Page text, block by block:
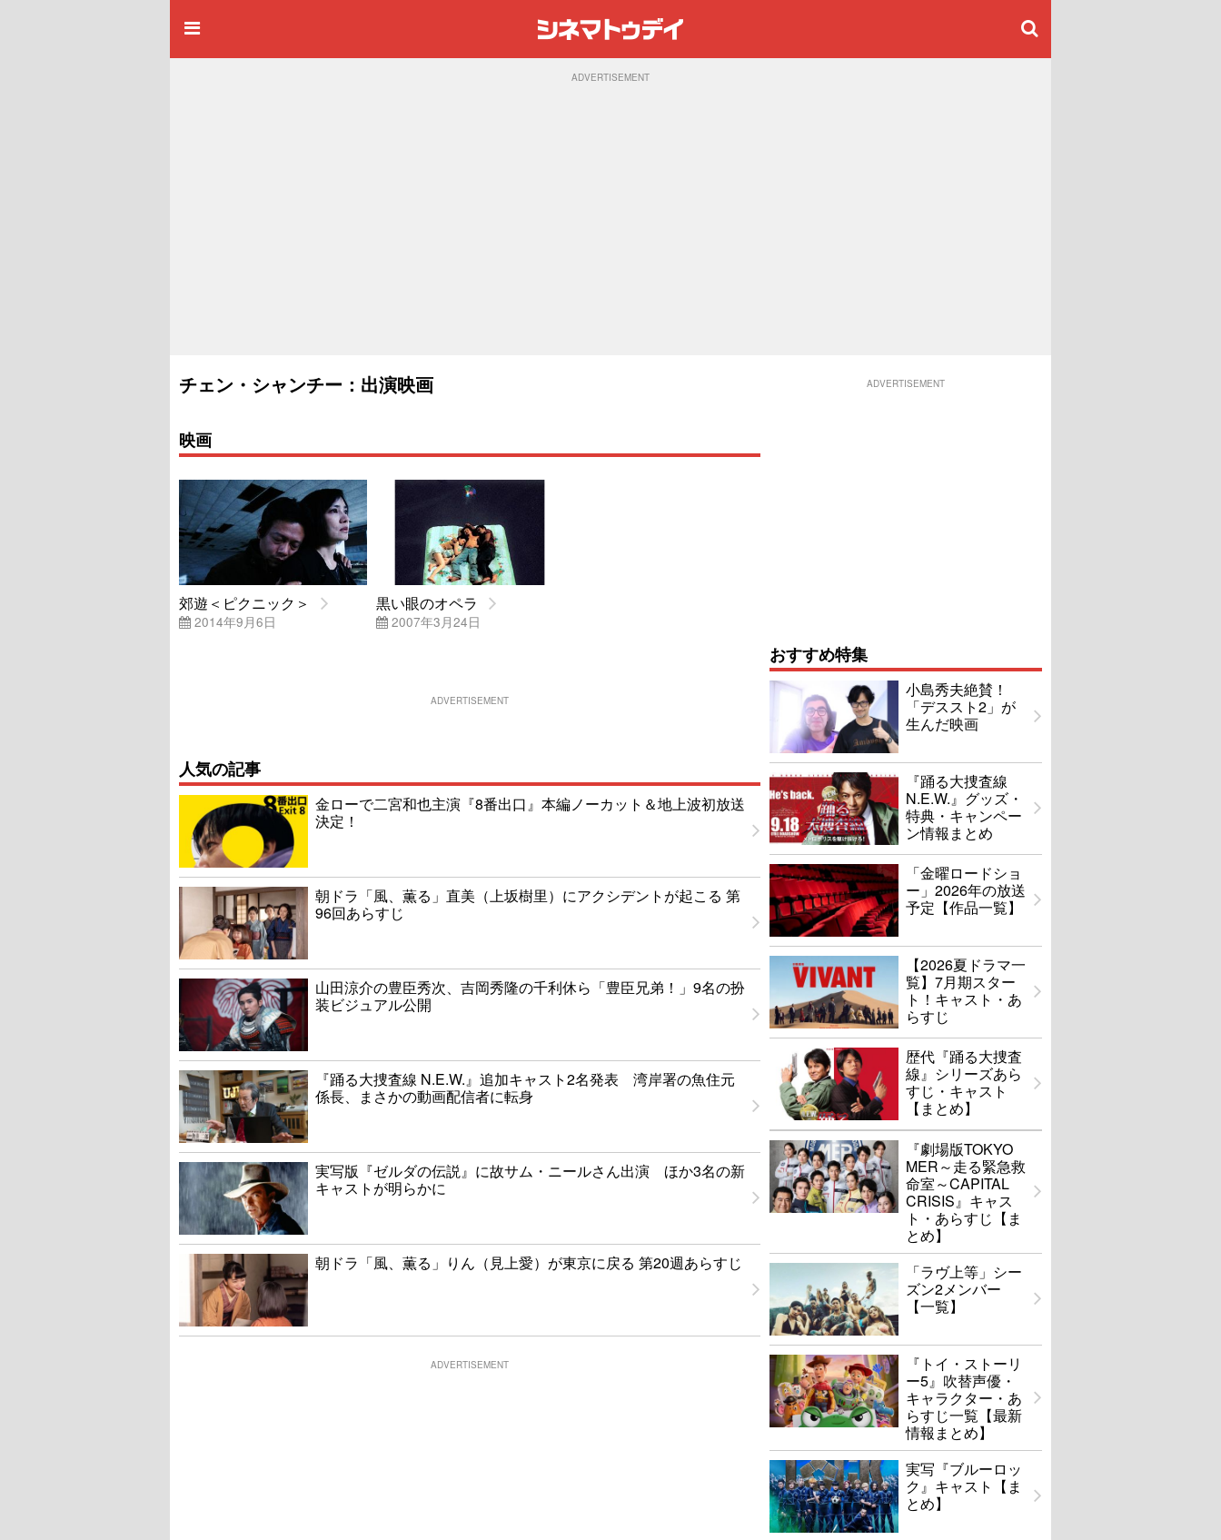
ADVERTISEMENT
チェン・シャンチー：出演映画
映画
郊遊＜ピクニック＞
2014年9月6日
黒い眼のオペラ
2007年3月24日
ADVERTISEMENT
人気の記事
金ローで二宮和也主演『8番出口』本編ノーカット＆地上波初放送
決定！
朝ドラ「風、薫る」直美（上坂樹里）にアクシデントが起こる 第
96回あらすじ
山田涼介の豊臣秀次、吉岡秀隆の千利休ら「豊臣兄弟！」9名の扮
装ビジュアル公開
『踊る大捜査線 N.E.W.』追加キャスト2名発表 湾岸署の魚住元
係長、まさかの動画配信者に転身
実写版『ゼルダの伝説』に故サム・ニールさん出演 ほか3名の新
キャストが明らかに
朝ドラ「風、薫る」りん（見上愛）が東京に戻る 第20週あらすじ
ADVERTISEMENT
ADVERTISEMENT
おすすめ特集
小島秀夫絶賛！
「デススト2」が
生んだ映画
『踊る大捜査線
N.E.W.』グッズ・
特典・キャンペー
ン情報まとめ
「金曜ロードショ
ー」2026年の放送
予定【作品一覧】
【2026夏ドラマ一
覧】7月期スター
ト！キャスト・あ
らすじ
歴代『踊る大捜査
線』シリーズあら
すじ・キャスト
【まとめ】
『劇場版TOKYO
MER～走る緊急救
命室～CAPITAL
CRISIS』キャス
ト・あらすじ【ま
とめ】
「ラヴ上等」シー
ズン2メンバー
【一覧】
『トイ・ストーリ
ー5』吹替声優・
キャラクター・あ
らすじ一覧【最新
情報まとめ】
実写『ブルーロッ
ク』キャスト【ま
とめ】